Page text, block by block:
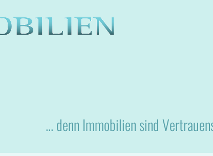
... denn Immobilien sind